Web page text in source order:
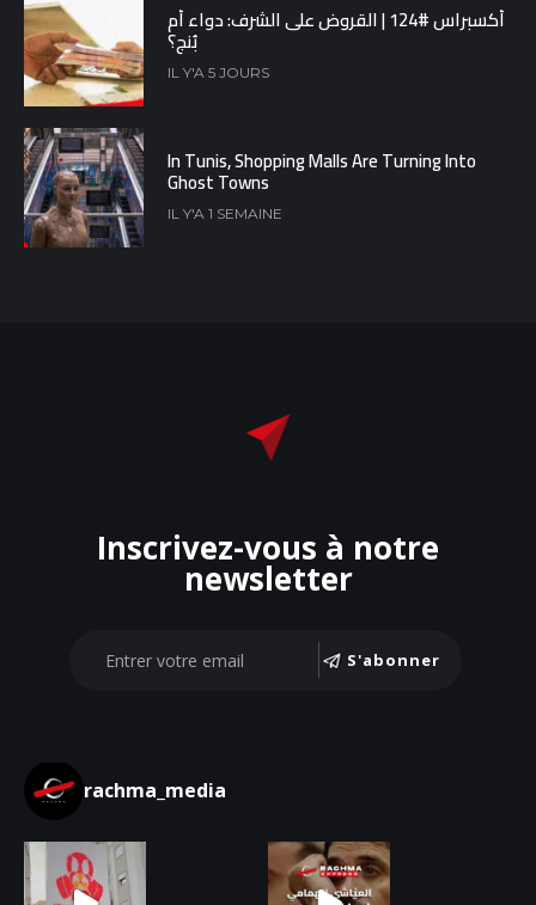
أكسبراس #124 | القروض على الشرف: دواء أم
بُنج؟
IL Y'A 5 JOURS
In Tunis, Shopping Malls Are Turning Into
Ghost Towns
IL Y'A 1 SEMAINE
Inscrivez-vous à notre
newsletter
S'abonner
rachma_media